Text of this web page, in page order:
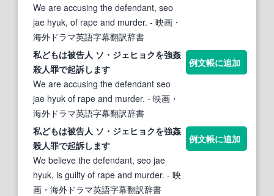
We are accusing the defendant, seo
jae hyuk, of rape and murder. - 映画・
海外ドラマ英語字幕翻訳辞書
私どもは被告人 ソ・ジェヒョクを強姦
殺人罪で起訴します
We are accusing the defendant seo
jae hyuk of rape and murder. - 映画・
海外ドラマ英語字幕翻訳辞書
例文帳に追加
私どもは被告人 ソ・ジェヒョクを強姦
殺人罪で起訴します
We believe the defendant, seo jae
hyuk, is guilty of rape and murder. - 映
画・海外ドラマ英語字幕翻訳辞書
例文帳に追加